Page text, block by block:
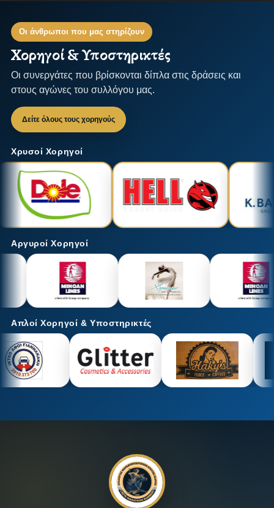
Οι άνθρωποι που μας στηρίζουν
Χορηγοί & Υποστηρικτές
Οι συνεργάτες που βρίσκονται δίπλα στις δράσεις και
στους αγώνες του συλλόγου μας.
Δείτε όλους τους χορηγούς
Χρυσοί Χορηγοί
Αργυροί Χορηγοί
Απλοί Χορηγοί & Υποστηρικτές